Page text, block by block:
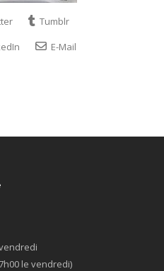
Tumblr
E-Mail
le vendredi)